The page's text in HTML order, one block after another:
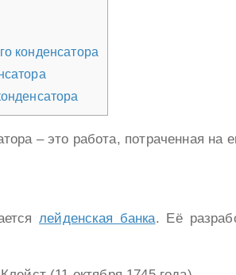
конденсатора
– это работа, потраченная на
лейденская банка. Её